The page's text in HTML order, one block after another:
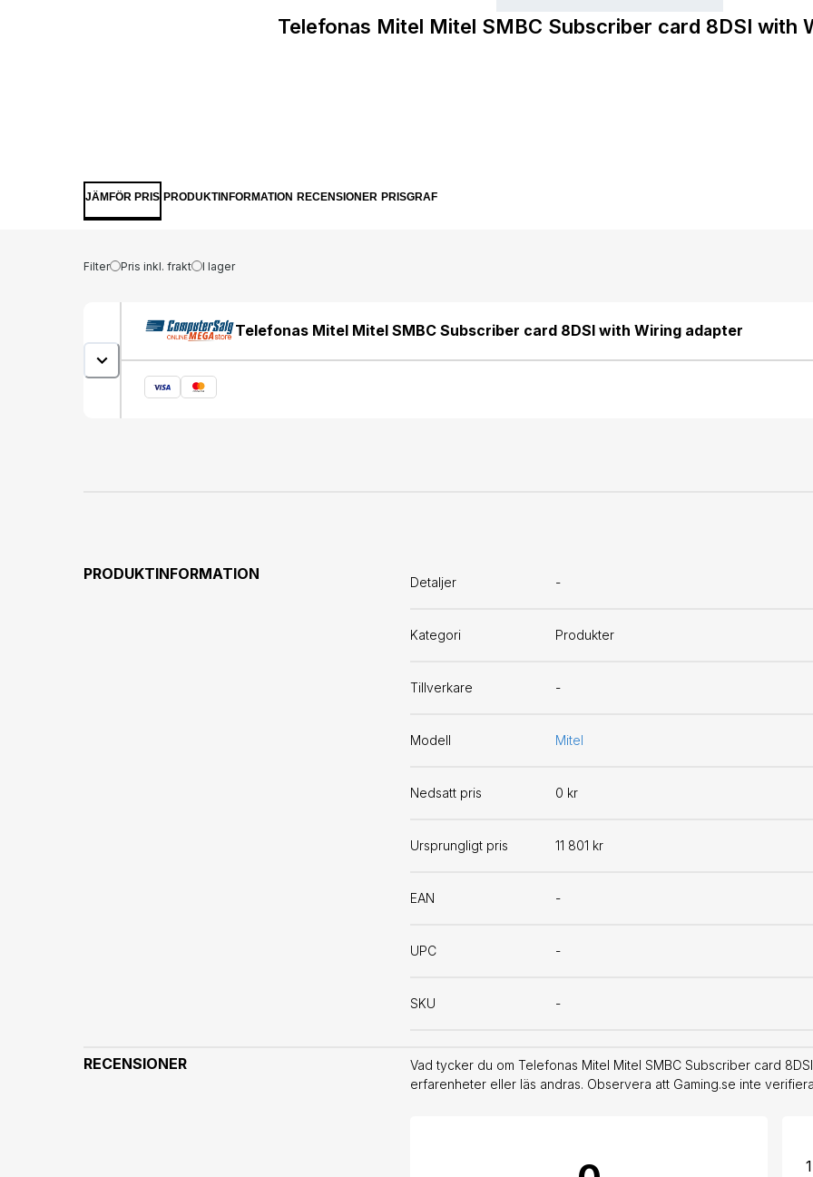
Telefonas Mitel Mitel SMBC Subscriber card 8DSI with
JÄMFÖR PRIS PRODUKTINFORMATION RECENSIONER PRISGRAF
Filter Pris inkl. frakt I lager
Telefonas Mitel Mitel SMBC Subscriber card 8DSI with Wiring adapter
PRODUKTINFORMATION
Detaljer -
Kategori Produkter
Tillverkare -
Modell Mitel
Nedsatt pris 0 kr
Ursprungligt pris 11 801 kr
EAN -
UPC -
SKU -
RECENSIONER
Vad tycker du om Telefonas Mitel Mitel SMBC Subscriber card
erfarenheter eller läs andras. Observera att Gaming.se inte
1